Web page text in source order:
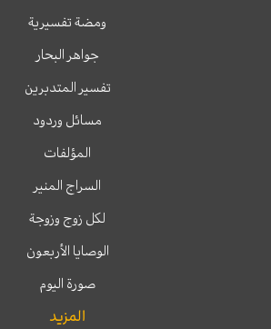
ومضة تفسيرية
جواهر البحار
تفسير المتدبرين
مسائل وردود
المؤلفات
السراج المنير
لكل زوج وزوجة
الوصايا الأربعون
صورة اليوم
المزيد